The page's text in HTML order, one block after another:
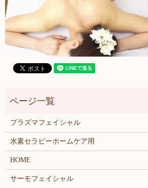
プラズマフェイシャル
水素セラピーホームケア用
HOME
サーモフェイシャル